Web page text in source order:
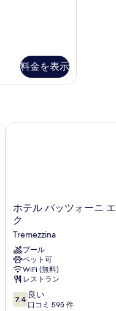
料金を表示
ホ
テ
ル
バ
ッ
ツ
ォ
ー
ニ
エ
ホテル バッツォーニ
ク
Tremezzina
プール
ペット可
WiFi (無料)
レストラン
10
段
7.4 良い
口コミ 595 件
ホテル バッツォーニ エ